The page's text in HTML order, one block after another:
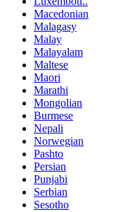
Macedonian
Malagasy
Malay
Malayalam
Maltese
Maori
Marathi
Mongolian
Burmese
Nepali
Norwegian
Pashto
Persian
Punjabi
Serbian
Sesotho